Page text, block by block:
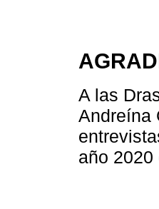
A las
Andreína
año